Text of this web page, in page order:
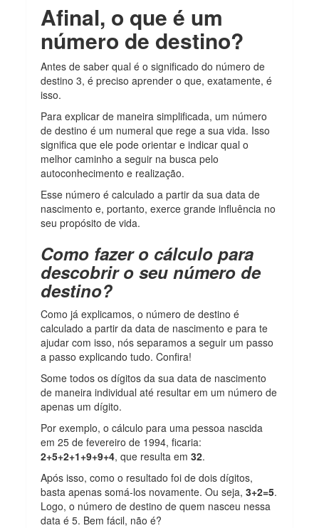
Afinal, o que é um
número de destino?
Antes de saber qual é o significado do número de
destino 3, é preciso aprender o que, exatamente, é
isso.
Para explicar de maneira simplificada, um número
de destino é um numeral que rege a sua vida. Isso
significa que ele pode orientar e indicar qual o
melhor caminho a seguir na busca pelo
autoconhecimento e realização.
Esse número é calculado a partir da sua data de
nascimento e, portanto, exerce grande influência no
seu propósito de vida.
Como fazer o cálculo para
descobrir o seu número de
destino?
Como já explicamos, o número de destino é
calculado a partir da data de nascimento e para te
ajudar com isso, nós separamos a seguir um passo
a passo explicando tudo. Confira!
Some todos os dígitos da sua data de nascimento
de maneira individual até resultar em um número de
apenas um dígito.
Por exemplo, o cálculo para uma pessoa nascida
em 25 de fevereiro de 1994, ficaria:
2+5+2+1+9+9+4, que resulta em32.
Após isso, como o resultado foi de dois dígitos,
basta apenas somá-los novamente. Ou seja,3+2=5.
Logo, o número de destino de quem nasceu nessa
data é 5. Bem fácil, não é?